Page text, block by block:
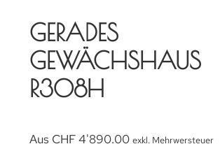
GERADES
GEWÄCHSHAUS
R308H
Aus CHF4'890.00 exkl. Mehrwersteuer